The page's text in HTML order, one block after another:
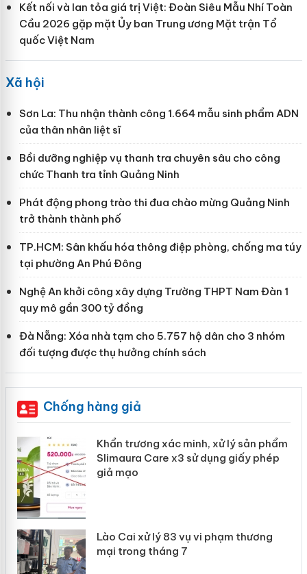
Kết nối và lan tỏa giá trị Việt: Đoàn Siêu Mẫu Nhí Toàn
Cầu 2026 gặp mặt Ủy ban Trung ương Mặt trận Tổ
quốc Việt Nam
Xã hội
Sơn La: Thu nhận thành công 1.664 mẫu sinh phẩm ADN
của thân nhân liệt sĩ
Bồi dưỡng nghiệp vụ thanh tra chuyên sâu cho công
chức Thanh tra tỉnh Quảng Ninh
Phát động phong trào thi đua chào mừng Quảng Ninh
trở thành thành phố
TP.HCM: Sân khấu hóa thông điệp phòng, chống ma túy
tại phường An Phú Đông
Nghệ An khởi công xây dựng Trường THPT Nam Đàn 1
quy mô gần 300 tỷ đồng
Đà Nẵng: Xóa nhà tạm cho 5.757 hộ dân cho 3 nhóm
đối tượng được thụ hưởng chính sách
Chống hàng giả
Khẩn trương xác minh, xử lý sản phẩm
Slimaura Care x3 sử dụng giấy phép
giả mạo
Lào Cai xử lý 83 vụ vi phạm thương
mại trong tháng 7